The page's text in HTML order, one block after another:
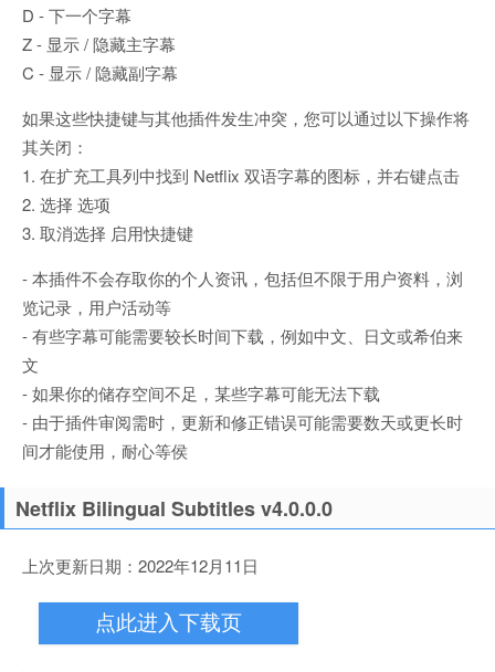
D - 下一个字幕
Z - 显示 / 隐藏主字幕
C - 显示 / 隐藏副字幕
如果这些快捷键与其他插件发生冲突，您可以通过以下操作将
其关闭：
1. 在扩充工具列中找到 Netflix 双语字幕的图标，并右键点击
2. 选择 选项
3. 取消选择 启用快捷键
- 本插件不会存取你的个人资讯，包括但不限于用户资料，浏
览记录，用户活动等
- 有些字幕可能需要较长时间下载，例如中文、日文或希伯来
文
- 如果你的储存空间不足，某些字幕可能无法下载
- 由于插件审阅需时，更新和修正错误可能需要数天或更长时
间才能使用，耐心等侯
Netflix Bilingual Subtitles v4.0.0.0
上次更新日期：2022年12月11日
点此进入下载页